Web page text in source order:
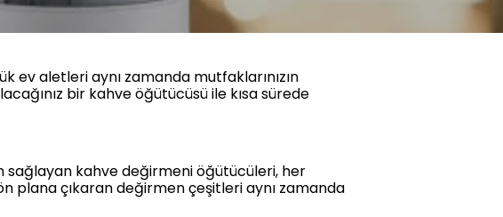
ev aletleri aynı zamanda mutfaklarınızın
bir kahve öğütücüsü ile kısa sürede
sağlayan kahve değirmeni öğütücüleri, her
plana çıkaran değirmen çeşitleri aynı zamanda